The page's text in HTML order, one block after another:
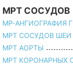
МРТ СОСУДОВ
МР-АНГИОГРАФИЯ
МРТ СОСУДОВ ШЕИ
МРТ АОРТЫ
МРТ КОРОНАРНЫХ